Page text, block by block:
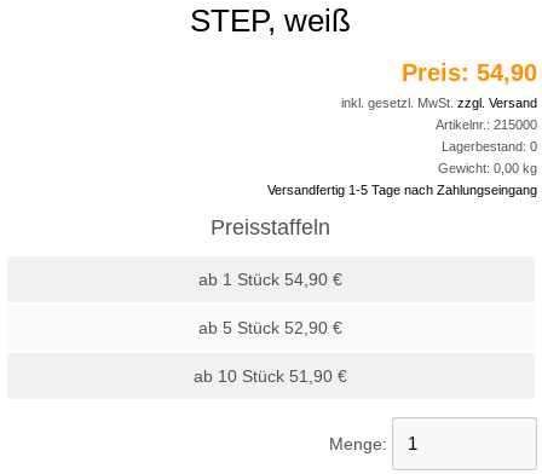
STEP, weiß
Preis: 54,90
inkl. gesetzl. MwSt. zzgl. Versand
Artikelnr.: 215000
Lagerbestand: 0
Gewicht: 0,00kg
Versandfertig 1-5 Tage nach Zahlungseingang
Preisstaffeln
ab 1 Stück 54,90 €
ab 5 Stück 52,90 €
ab 10 Stück 51,90 €
Menge: